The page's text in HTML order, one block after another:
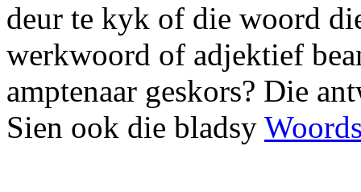
deur te kyk of die woord
werkwoord of adjektief
amptenaar geskors? Die
Sien ook die bladsy